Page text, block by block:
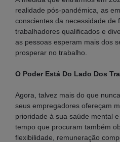
realidade pós-pandémica, as
conscientes da necessidade de
trabalhadores qualificados e
as pessoas esperam mais dos
prosperar no trabalho.
O Poder Está Do Lado Dos
Agora, talvez mais do que
seus empregadores ofereçam
prioridade à sua saúde mental
tempo que procuram também
flexibilidade, remuneração